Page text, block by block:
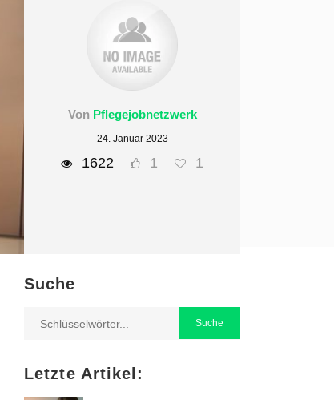
Von Pflegejobnetzwerk
24. Januar 2023
1622 1 1
Suche
Letzte Artikel: